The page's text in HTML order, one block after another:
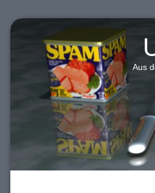
Aus